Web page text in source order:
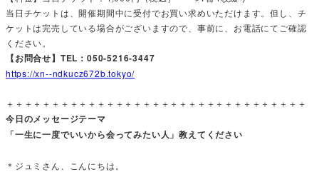
当日チケットは、開催期間中に受付でお買い求めいただけます。但し、チ
ケットは完売している場合がございますので、事前に、お電話にてご確認
ください。
【お問合せ】TEL：050-5216-3447
https://xn--ndkucz672b.tokyo/
＋＋＋＋＋＋＋＋＋＋＋＋＋＋＋＋＋＋＋＋＋＋＋＋＋＋＋＋＋＋＋＋＋
今日のメッセージテーマ
「一生に一度でいいから会ってみたい人」教えてください
＊ジュミさん、こんにちは。